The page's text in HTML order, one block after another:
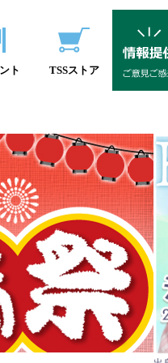
ト TSSストア